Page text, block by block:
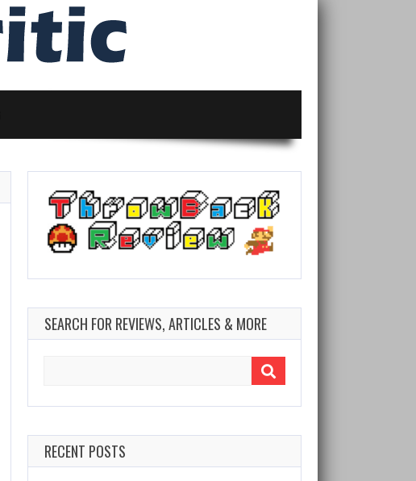
SEARCH FOR REVIEWS, ARTICLES & MORE
RECENT POSTS